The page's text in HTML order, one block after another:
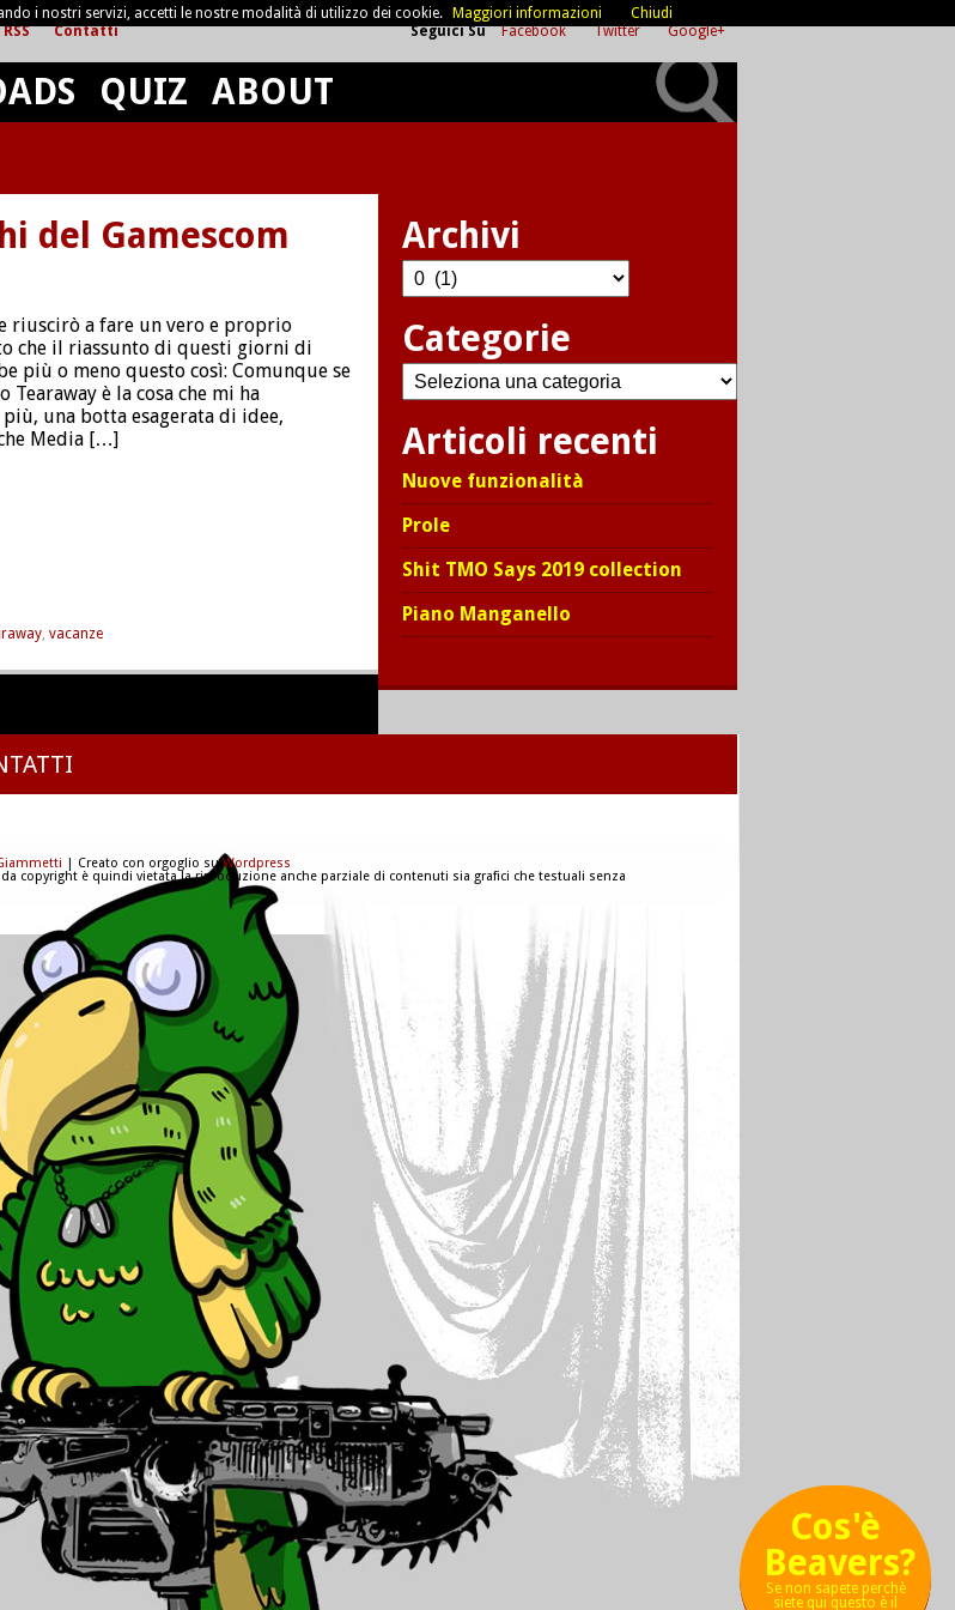
Cos'è
Beavers?
Se non sapete perchè
siete qui questo è il
Seguici Su Facebook Twitter Google+
RSS Contatti
QUIZ ABOUT
del Gamescom
riuscirò a fare un vero e proprio
che il riassunto di questi giorni di
più o meno questo così: Comunque se
Tearaway è la cosa che mi ha
una botta esagerata di idee,
Media […]
, vacanze
Archivi
Archivi
Categorie
Categorie
Articoli recenti
Nuove funzionalità
Prole
Shit TMO Says 2019 collection
Piano Manganello
| Creato con orgoglio suWordpress
copyright è quindi vietata la riproduzione anche parziale di contenuti sia grafici che testuali senza
i nostri servizi, accetti le nostre modalità di utilizzo dei cookie. Maggiori informazioni Chiudi